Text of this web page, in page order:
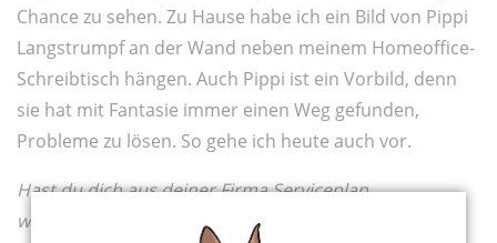
Chance zu sehen. Zu Hause habe ich ein Bild von Pippi
Langstrumpf an der Wand neben meinem Homeoffice-
Schreibtisch hängen. Auch Pippi ist ein Vorbild, denn
sie hat mit Fantasie immer einen Weg gefunden,
Probleme zu lösen. So gehe ich heute auch vor.
Hast du dich aus deiner Firma Serviceplan
wegrationalisiert, als du zum Buchautor wurdest?